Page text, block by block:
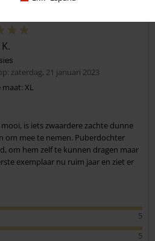
zaterdag, 21 januari 2023
maat: XL
is iets zwaardere zachte dunne
om mee te nemen. Puberdochter
om hem zelf te kunnen dragen maar
exemplaar nu ruim jaar en ziet er
5
5